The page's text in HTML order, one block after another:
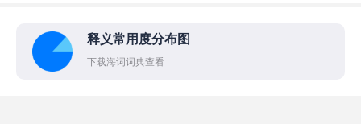
释义常用度分布图
下载海词词典查看